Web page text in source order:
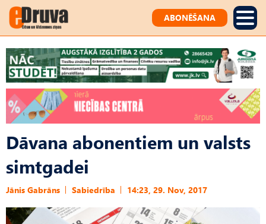
ABONĒŠANA
Dāvana abonentiem un valsts
simtgadei
Jānis Gabrāns Sabiedrība 14:23, 29. Nov, 2017